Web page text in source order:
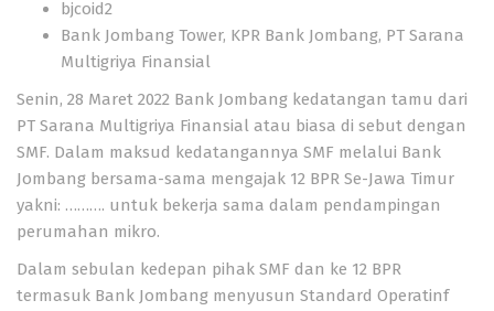
bjcoid2
Bank Jombang Tower, KPR Bank Jombang, PT Sarana
Multigriya Finansial
Senin, 28 Maret 2022 Bank Jombang kedatangan tamu dari
PT Sarana Multigriya Finansial atau biasa di sebut dengan
SMF. Dalam maksud kedatangannya SMF melalui Bank
Jombang bersama-sama mengajak 12 BPR Se-Jawa Timur
yakni: ………. untuk bekerja sama dalam pendampingan
perumahan mikro.
Dalam sebulan kedepan pihak SMF dan ke 12 BPR
termasuk Bank Jombang menyusun Standard Operatinf